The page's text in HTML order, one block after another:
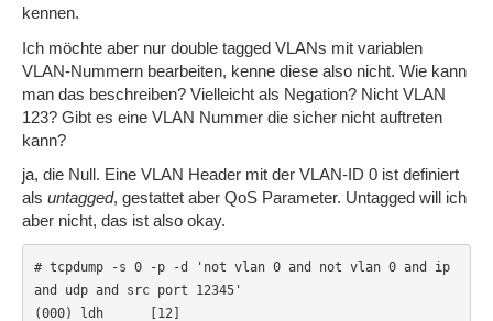
kennen.
Ich möchte aber nur double tagged VLANs mit variablen
VLAN-Nummern bearbeiten, kenne diese also nicht. Wie kann
man das beschreiben? Vielleicht als Negation? Nicht VLAN
123? Gibt es eine VLAN Nummer die sicher nicht auftreten
kann?
ja, die Null. Eine VLAN Header mit der VLAN-ID 0 ist definiert
als untagged, gestattet aber QoS Parameter. Untagged will ich
aber nicht, das ist also okay.
# tcpdump -s 0 -p -d 'not vlan 0 and not vlan 0 and ip
and udp and src port 12345'
(000) ldh      [12]